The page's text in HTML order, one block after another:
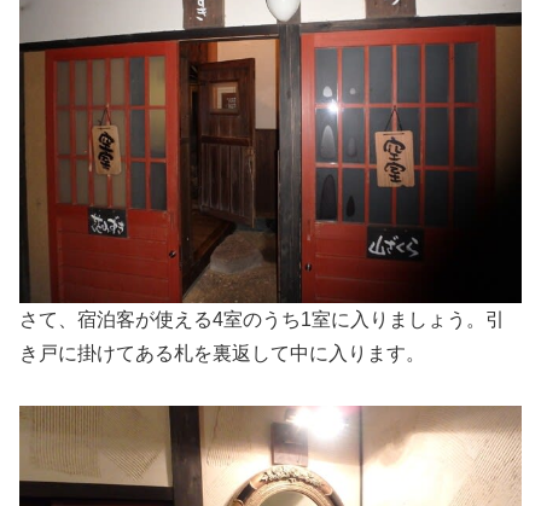
さて、宿泊客が使える4室のうち1室に入りましょう。引
き戸に掛けてある札を裏返して中に入ります。